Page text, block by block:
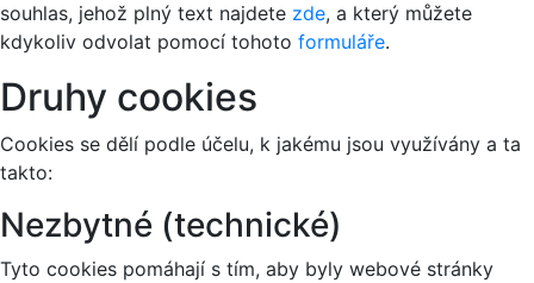
souhlas, jehož plný text najdete zde, a který můžete
kdykoliv odvolat pomocí tohoto formuláře.
Druhy cookies
Cookies se dělí podle účelu, k jakému jsou využívány a ta
takto:
Nezbytné (technické)
Tyto cookies pomáhají s tím, aby byly webové stránky